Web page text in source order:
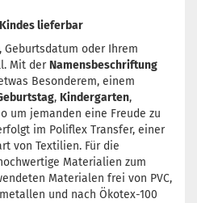
lieferbar
Geburtsdatum oder Ihrem
Mit der Namensbeschriftung
Besonderem, einem
, Kindergarten,
um jemanden eine Freude zu
im Poliflex Transfer, einer
von Textilien. Für die
Materialien zum
Materialen frei von PVC,
und nach Ökotex-100